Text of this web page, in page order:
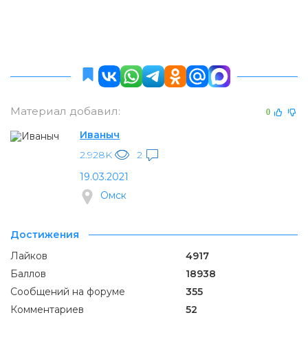
Материал добавил: 0
Иваныч
2.928K
2
19.03.2021
Омск
Достижения
Лайков
4917
Баллов
18938
Сообщений на форуме
355
Комментариев
52